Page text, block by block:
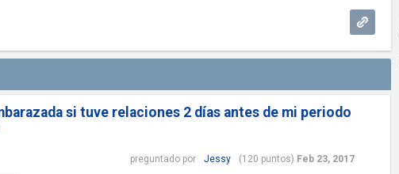
si tuve relaciones 2 días antes de mi periodo
preguntado por Jessy (120 puntos) Feb 23, 2017